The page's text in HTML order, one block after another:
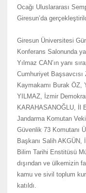
Ocağı Uluslararası
Giresun’da
Giresun Üniversitesi
Konferans Salonunda
Yılmaz CAN’ın yanı
Cumhuriyet
Kaymakamı Burak ÖZ,
YILMAZ, İzmir
KARAHASANOĞLU, İl
Jandarma Komutan
Güvenlik 73 Komutanı
Başkanı Salih
Bilim Tarihi Enstitüsü
dışından ve ülkemizin
kamu ve sivil toplum
katıldı.